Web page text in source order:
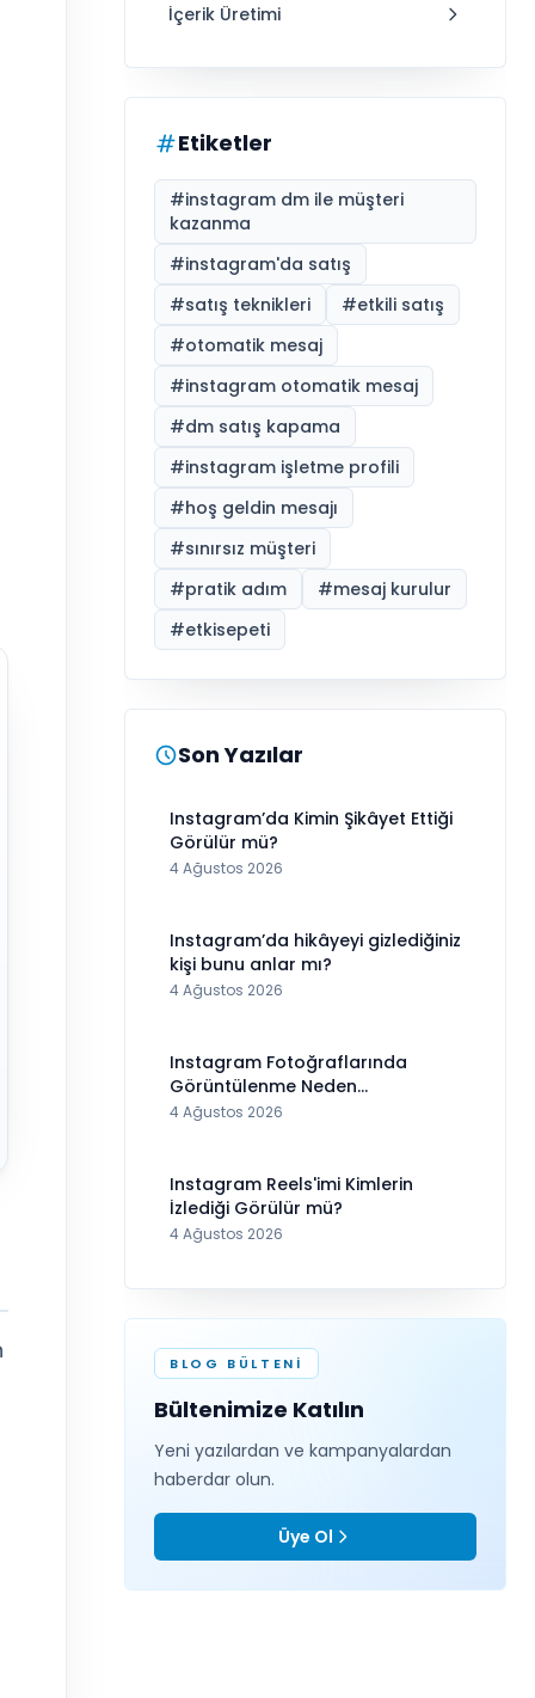
İçerik Üretimi
Etiketler
#instagram dm ile müşteri
kazanma
#instagram'da satış
#satış teknikleri #etkili satış
#otomatik mesaj
#instagram otomatik mesaj
#dm satış kapama
#instagram işletme profili
#hoş geldin mesajı
#sınırsız müşteri
#pratik adım #mesaj kurulur
#etkisepeti
Son Yazılar
Instagram’da Kimin Şikâyet Ettiği
Görülür mü?
4 Ağustos 2026
Instagram’da hikâyeyi gizlediğiniz
kişi bunu anlar mı?
4 Ağustos 2026
Instagram Fotoğraflarında
Görüntülenme Neden
Görünmüyor?
4 Ağustos 2026
Instagram Reels'imi Kimlerin
İzlediği Görülür mü?
4 Ağustos 2026
BLOG BÜLTENI
Bültenimize Katılın
Yeni yazılardan ve kampanyalardan
haberdar olun.
Üye Ol